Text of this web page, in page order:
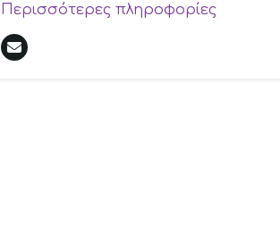
Περισσότερες πληροφορίες